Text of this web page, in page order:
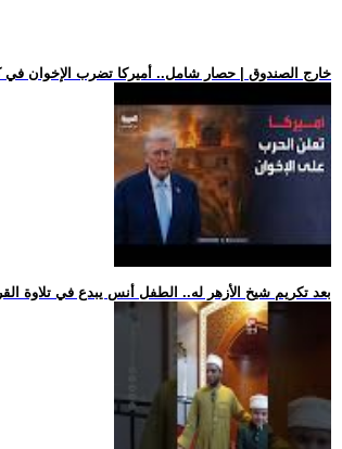
.. خارج الصندوق | حصار شامل.. أميركا تضرب الإخوان
.. بعد تكريم شيخ الأزهر له.. الطفل أنس يبدع في تلاوة